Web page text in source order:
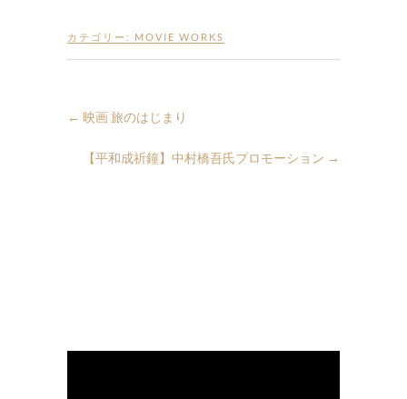
カテゴリー: MOVIE WORKS
← 映画 旅のはじまり
【平和成祈鐘】中村橋吾氏プロモーション →